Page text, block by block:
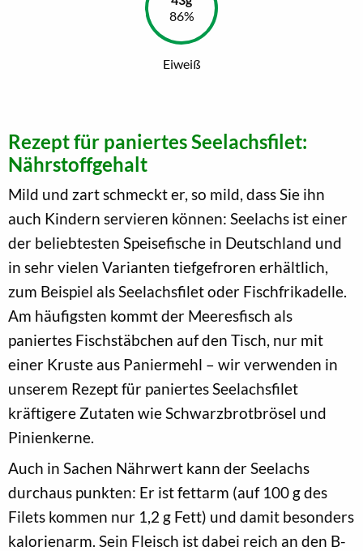
Eiweiß
Rezept für paniertes Seelachsfilet:
Nährstoffgehalt
Mild und zart schmeckt er, so mild, dass Sie ihn
auch Kindern servieren können: Seelachs ist einer
der beliebtesten Speisefische in Deutschland und
in sehr vielen Varianten tiefgefroren erhältlich,
zum Beispiel als Seelachsfilet oder Fischfrikadelle.
Am häufigsten kommt der Meeresfisch als
paniertes Fischstäbchen auf den Tisch, nur mit
einer Kruste aus Paniermehl – wir verwenden in
unserem Rezept für paniertes Seelachsfilet
kräftigere Zutaten wie Schwarzbrotbrösel und
Pinienkerne.
Auch in Sachen Nährwert kann der Seelachs
durchaus punkten: Er ist fettarm (auf 100 g des
Filets kommen nur 1,2 g Fett) und damit besonders
kalorienarm. Sein Fleisch ist dabei reich an den B-